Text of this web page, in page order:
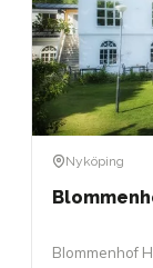
Nyköping
Blommenhof